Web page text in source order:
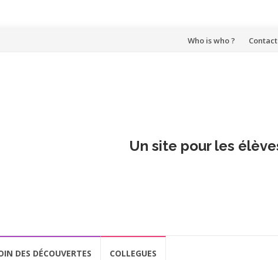
Aller
Who is who ? Contact
Un site pour les
DES DÉCOUVERTES COLLEGUES